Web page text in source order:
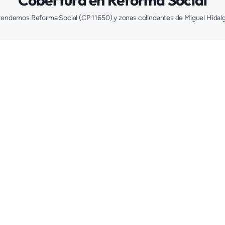
Reforma Social (CP11650) y zonas colindantes de Miguel